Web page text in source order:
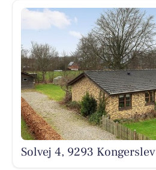
Solvej 4, 9293 Kongerslev